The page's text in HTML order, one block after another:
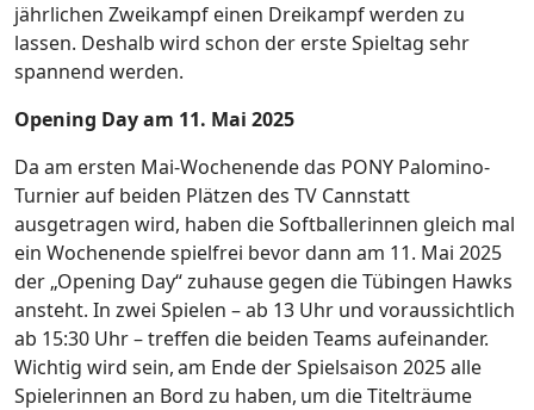
jährlichen Zweikampf einen Dreikampf werden zu
lassen. Deshalb wird schon der erste Spieltag sehr
spannend werden.
Opening Day am 11. Mai 2025
Da am ersten Mai-Wochenende das PONY Palomino-
Turnier auf beiden Plätzen des TV Cannstatt
ausgetragen wird, haben die Softballerinnen gleich mal
ein Wochenende spielfrei bevor dann am 11. Mai 2025
der „Opening Day“ zuhause gegen die Tübingen Hawks
ansteht. In zwei Spielen – ab 13 Uhr und voraussichtlich
ab 15:30 Uhr – treffen die beiden Teams aufeinander.
Wichtig wird sein, am Ende der Spielsaison 2025 alle
Spielerinnen an Bord zu haben, um die Titelträume